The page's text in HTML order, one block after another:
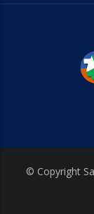
© Copyright